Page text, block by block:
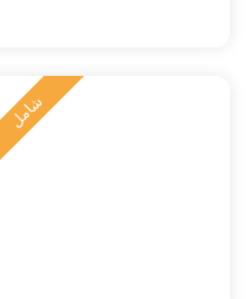
ش
ا
م
ل
ت
ر
ك
ي
ب